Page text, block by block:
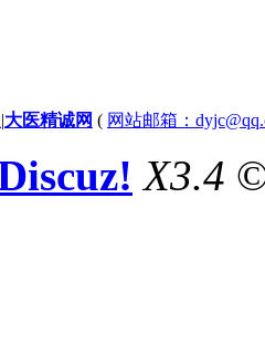
|大医精诚网 ( 网站邮箱：
X3.4